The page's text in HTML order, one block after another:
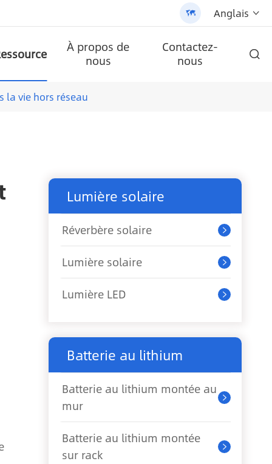
 Anglais 
À propos de
nous
Contactez-
nous

la vie hors réseau
Lumière solaire
Réverbère solaire 
Lumière solaire 
Lumière LED 
Batterie au lithium
Batterie au lithium montée au
mur

Batterie au lithium montée
sur rack
